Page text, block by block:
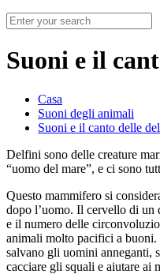
Suoni e il
Casa
Suoni degli animali
Suoni e il canto delle
Delfini sono delle creature
“uomo del mare”, e ci sono
Questo mammifero si
dopo l’uomo. Il cervello di un
e il numero delle
animali molto pacifici a
salvano gli uomini anneganti,
cacciare gli squali e aiutare ai